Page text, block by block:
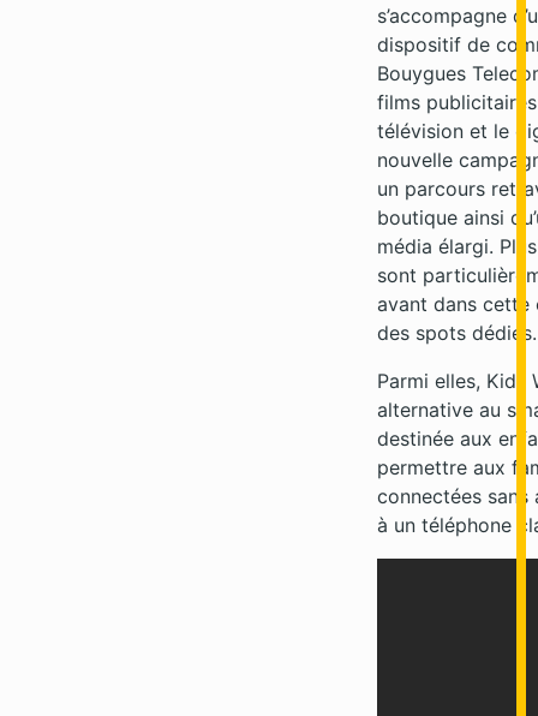
s’accompagne
dispositif de
Bouygues
films
télévision et le
nouvelle
un parcours
boutique ainsi
média élargi.
sont
avant dans cette
des spots dédiés.
Parmi elles, Kids
alternative au
destinée aux
permettre aux
connectées sans
à un téléphone